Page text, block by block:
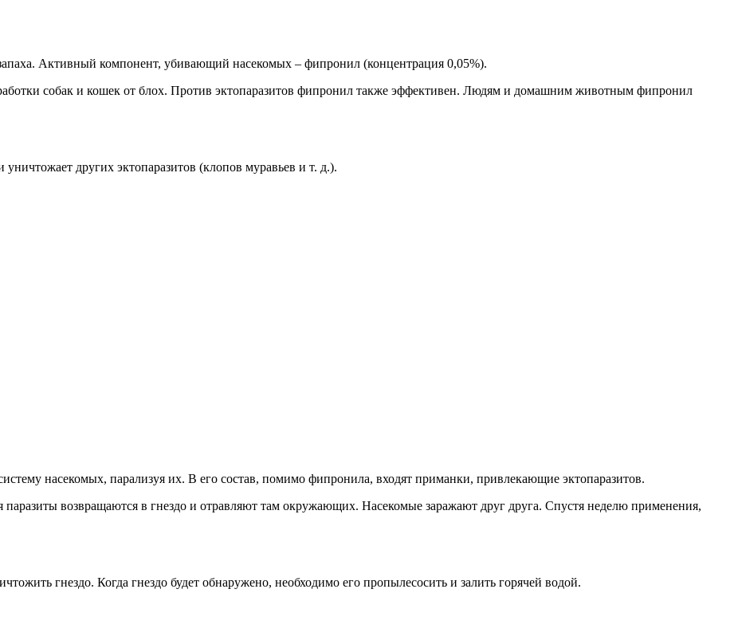
Активный компонент, убивающий насекомых – фипронил (концентрация 0,05%).
собак и кошек от блох. Против эктопаразитов фипронил также эффективен. Людям и домашним животным фипронил
других эктопаразитов (клопов муравьев и т. д.).
насекомых, парализуя их. В его состав, помимо фипронила, входят приманки, привлекающие эктопаразитов.
паразиты возвращаются в гнездо и отравляют там окружающих. Насекомые заражают друг друга. Спустя неделю применения,
гнездо. Когда гнездо будет обнаружено, необходимо его пропылесосить и залить горячей водой.